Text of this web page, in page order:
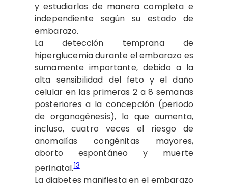
y estudiarlas de manera completa e
independiente según su estado de
embarazo.
La detección temprana de
hiperglucemia durante el embarazo es
sumamente importante, debido a la
alta sensibilidad del feto y el daño
celular en las primeras 2 a 8 semanas
posteriores a la concepción (periodo
de organogénesis), lo que aumenta,
incluso, cuatro veces el riesgo de
anomalías congénitas mayores,
aborto espontáneo y muerte
perinatal.13
La diabetes manifiesta en el embarazo